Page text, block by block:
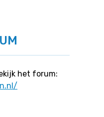
het forum: